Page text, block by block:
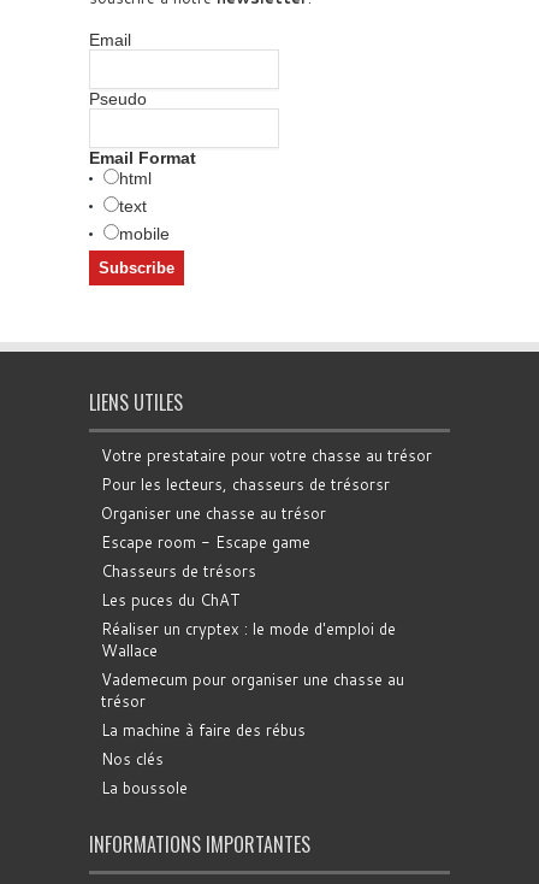
Email
Pseudo
Email Format
html
text
mobile
LIENS UTILES
Votre prestataire pour votre chasse au trésor
Pour les lecteurs, chasseurs de trésorsr
Organiser une chasse au trésor
Escape room - Escape game
Chasseurs de trésors
Les puces du ChAT
Réaliser un cryptex : le mode d'emploi de
Wallace
Vademecum pour organiser une chasse au
trésor
La machine à faire des rébus
Nos clés
La boussole
INFORMATIONS IMPORTANTES